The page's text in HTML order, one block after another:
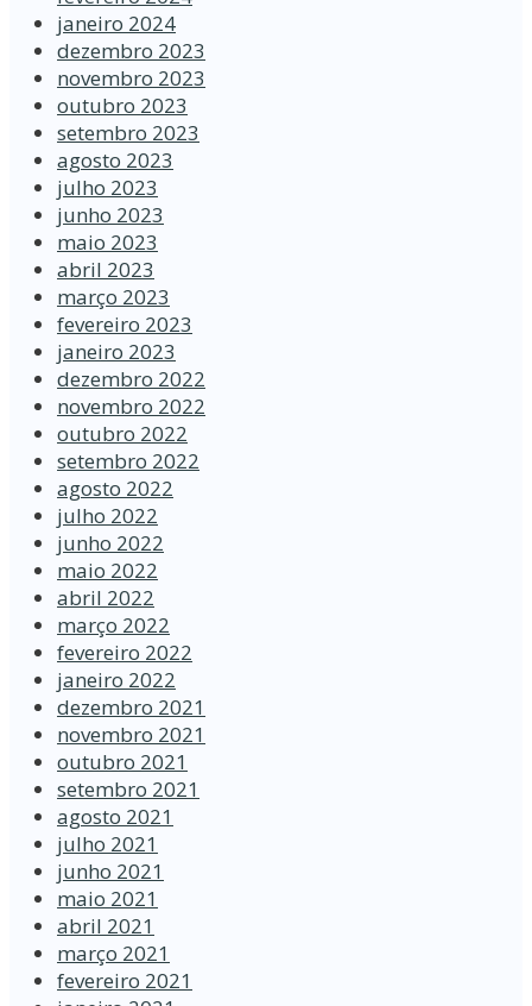
janeiro 2024
dezembro 2023
novembro 2023
outubro 2023
setembro 2023
agosto 2023
julho 2023
junho 2023
maio 2023
abril 2023
março 2023
fevereiro 2023
janeiro 2023
dezembro 2022
novembro 2022
outubro 2022
setembro 2022
agosto 2022
julho 2022
junho 2022
maio 2022
abril 2022
março 2022
fevereiro 2022
janeiro 2022
dezembro 2021
novembro 2021
outubro 2021
setembro 2021
agosto 2021
julho 2021
junho 2021
maio 2021
abril 2021
março 2021
fevereiro 2021